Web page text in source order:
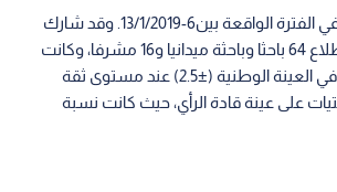
تم تنفيذ الاستطلاع في الفترة الواقعة بين6-13/1/2019. وقد شارك
في تنفيذ هذا الاستطلاع 64 باحثا وباحثة ميدانيا و16 مشرفا، وكانت
نسبة هامش الخطأ في العينة الوطنية (±2.5) عند مستوى ثقة
وعملت 8 فتيات على عينة قادة الرأي، حيث كانت نسبة